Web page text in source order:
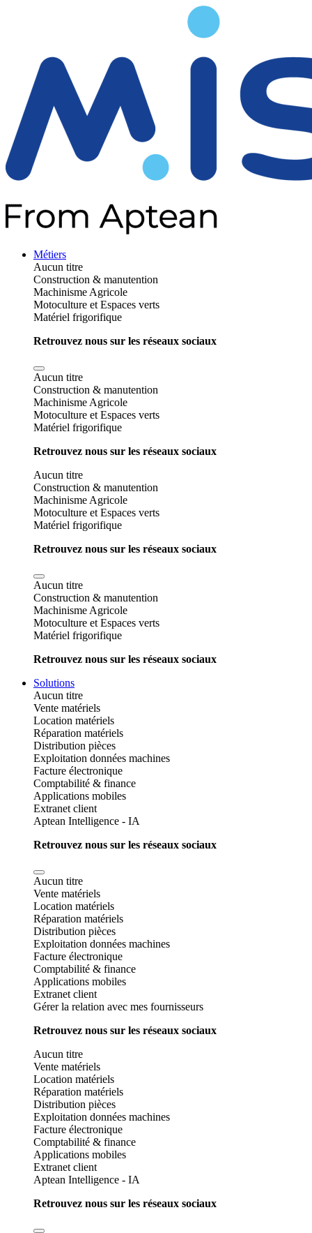
Métiers
Aucun titre
Construction & manutention
Machinisme Agricole
Motoculture et Espaces verts
Matériel frigorifique
Retrouvez nous sur les réseaux sociaux
Aucun titre
Construction & manutention
Machinisme Agricole
Motoculture et Espaces verts
Matériel frigorifique
Retrouvez nous sur les réseaux sociaux
Aucun titre
Construction & manutention
Machinisme Agricole
Motoculture et Espaces verts
Matériel frigorifique
Retrouvez nous sur les réseaux sociaux
Aucun titre
Construction & manutention
Machinisme Agricole
Motoculture et Espaces verts
Matériel frigorifique
Retrouvez nous sur les réseaux sociaux
Solutions
Aucun titre
Vente matériels
Location matériels
Réparation matériels
Distribution pièces
Exploitation données machines
Facture électronique
Comptabilité & finance
Applications mobiles
Extranet client
Aptean Intelligence - IA
Retrouvez nous sur les réseaux sociaux
Aucun titre
Vente matériels
Location matériels
Réparation matériels
Distribution pièces
Exploitation données machines
Facture électronique
Comptabilité & finance
Applications mobiles
Extranet client
Gérer la relation avec mes fournisseurs
Retrouvez nous sur les réseaux sociaux
Aucun titre
Vente matériels
Location matériels
Réparation matériels
Distribution pièces
Exploitation données machines
Facture électronique
Comptabilité & finance
Applications mobiles
Extranet client
Aptean Intelligence - IA
Retrouvez nous sur les réseaux sociaux